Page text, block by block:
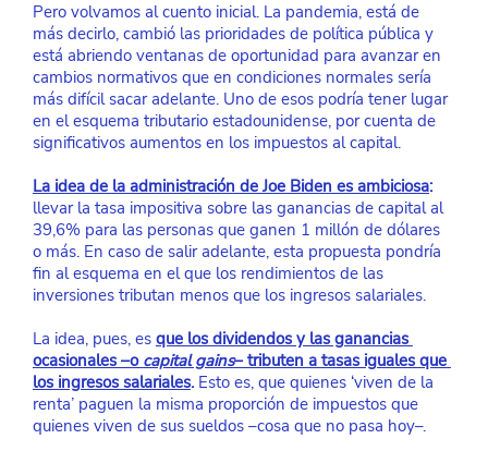
Pero volvamos al cuento inicial. La pandemia, está de
más decirlo, cambió las prioridades de política pública y
está abriendo ventanas de oportunidad para avanzar en
cambios normativos que en condiciones normales sería
más difícil sacar adelante. Uno de esos podría tener lugar
en el esquema tributario estadounidense, por cuenta de
significativos aumentos en los impuestos al capital.
La idea de la administración de Joe Biden es ambiciosa:
llevar la tasa impositiva sobre las ganancias de capital al
39,6% para las personas que ganen 1 millón de dólares
o más. En caso de salir adelante, esta propuesta pondría
fin al esquema en el que los rendimientos de las
inversiones tributan menos que los ingresos salariales.
La idea, pues, es que los dividendos y las ganancias
ocasionales –o capital gains– tributen a tasas iguales que
los ingresos salariales. Esto es, que quienes ‘viven de la
renta’ paguen la misma proporción de impuestos que
quienes viven de sus sueldos –cosa que no pasa hoy–.